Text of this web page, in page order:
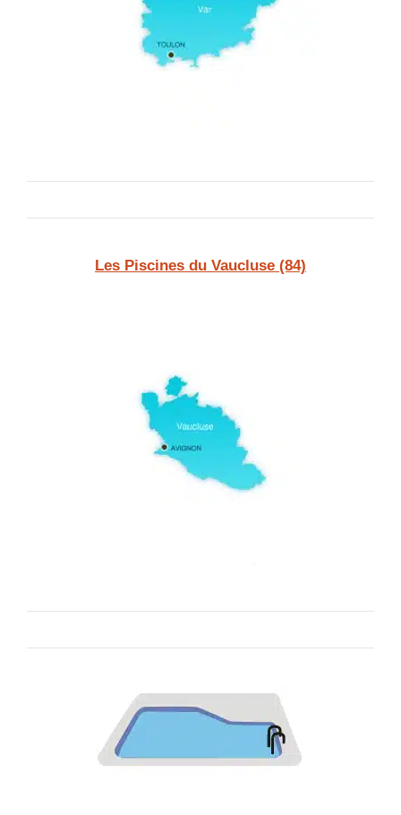
Les Piscines du Vaucluse (84)